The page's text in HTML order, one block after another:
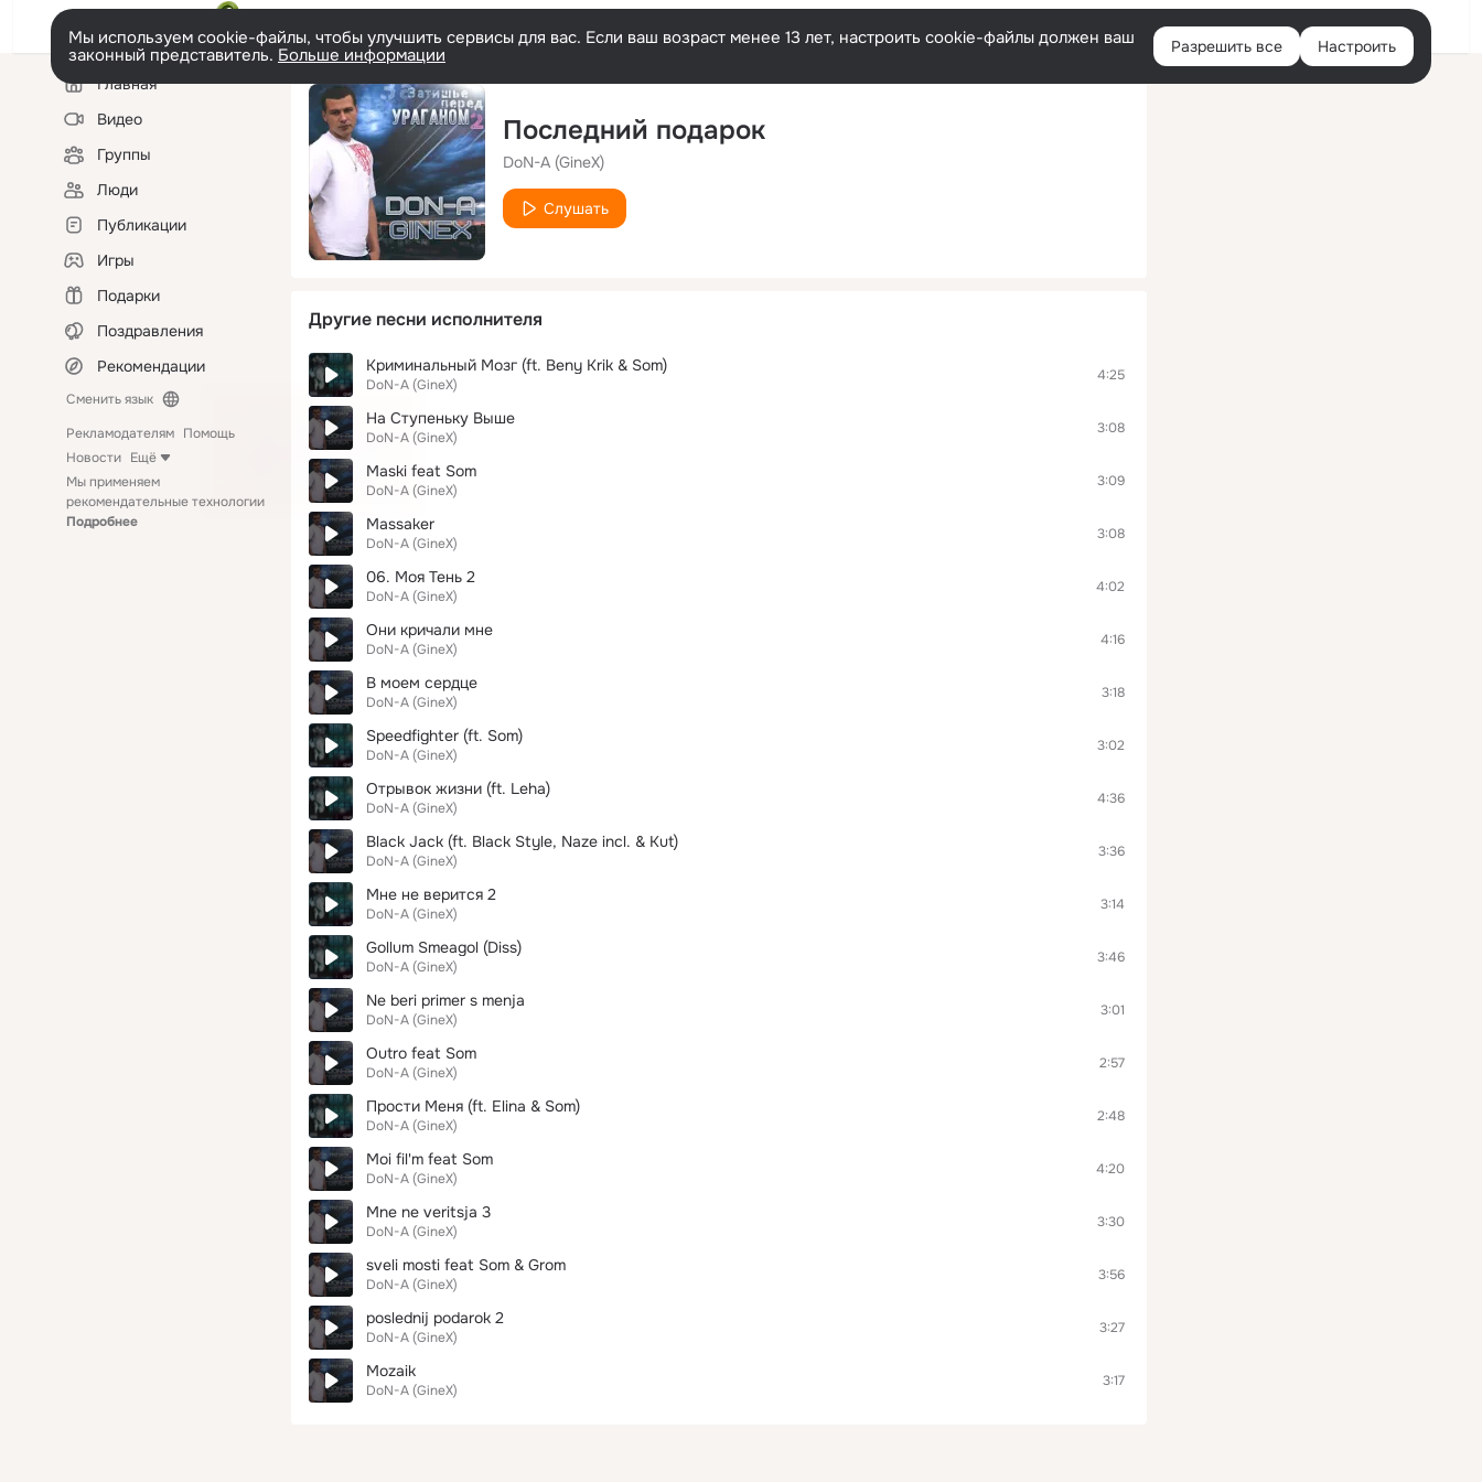
Войти
Мы используем cookie-файлы, чтобы улучшить сервисы для вас. Если ваш возраст менее 13 лет, настроить cookie-файлы должен ваш
законный представитель. Больше информации Разрешить все Настроить
Левая
колонкаГлавная
Видео
Группы
Люди
Публикации
Игры
Подарки
Поздравления
Рекомендации
Сменить язык
Рекламодателям Помощь
Новости Ещё
Мы применяем
рекомендательные технологии
Подробнее
Последний подарок
DoN-A (GineX)
Слушать
Другие песни исполнителя
Криминальный Мозг (ft. Beny Krik & Som)
DoN-A (GineX)
4:25
На Ступеньку Выше
DoN-A (GineX)
3:08
Maski feat Som
DoN-A (GineX)
3:09
Massaker
DoN-A (GineX)
3:08
06. Моя Тень 2
DoN-A (GineX)
4:02
Они кричали мне
DoN-A (GineX)
4:16
В моем сердце
DoN-A (GineX)
3:18
Speedfighter (ft. Som)
DoN-A (GineX)
3:02
Отрывок жизни (ft. Leha)
DoN-A (GineX)
4:36
Black Jack (ft. Black Style, Naze incl. & Kut)
DoN-A (GineX)
3:36
Мне не верится 2
DoN-A (GineX)
3:14
Gollum Smeagol (Diss)
DoN-A (GineX)
3:46
Ne beri primer s menja
DoN-A (GineX)
3:01
Outro feat Som
DoN-A (GineX)
2:57
Прости Меня (ft. Elina & Som)
DoN-A (GineX)
2:48
Moi fil'm feat Som
DoN-A (GineX)
4:20
Mne ne veritsja 3
DoN-A (GineX)
3:30
sveli mosti feat Som & Grom
DoN-A (GineX)
3:56
poslednij podarok 2
DoN-A (GineX)
3:27
Mozaik
DoN-A (GineX)
3:17